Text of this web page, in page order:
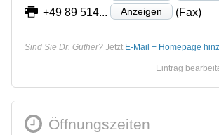
+49 89 514... Anzeigen (Fax)
Sind Sie Dr. Guther? Jetzt E-Mail + Homepage
Eintrag
Öffnungszeiten